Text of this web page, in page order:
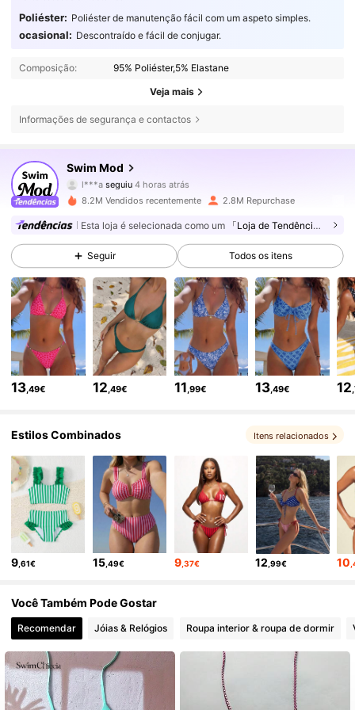
Poliéster: Poliéster de manutenção fácil com um aspeto simples.
ocasional: Descontraído e fácil de conjugar.
Composição: 95% Poliéster,5% Elastane
Veja mais
Informações de segurança e contactos
Swim Mod
4,81
l***aseguiu
y***z está a navegar
4,81
545K Seguidores
4,81 545K Seguidores
4,81 545K Seguidores
4,81 545K Seguidores
545K Seguidores
4,81 545K Seguidores
545K Seguidores
545K Seguidores
4,81 545K Seguidores
8.2M Vendidos recentemente 2.8M Repurchase
Esta loja é selecionada como um 「Loja de Tendências」
Seguir Todos os itens
13 ,49€ 12 ,49€ 11 ,99€ 13 ,49€ 12
Estilos Combinados Itens relacionados
9,61€ 15,49€ 9,37€ 12,99€ 10
Você Também Pode Gostar
Recomendar Jóias & Relógios Roupa interior & roupa de dormir